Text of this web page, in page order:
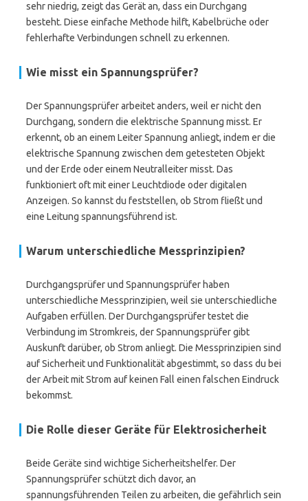
sehr niedrig, zeigt das Gerät an, dass ein Durchgang
besteht. Diese einfache Methode hilft, Kabelbrüche oder
fehlerhafte Verbindungen schnell zu erkennen.
Wie misst ein Spannungsprüfer?
Der Spannungsprüfer arbeitet anders, weil er nicht den
Durchgang, sondern die elektrische Spannung misst. Er
erkennt, ob an einem Leiter Spannung anliegt, indem er die
elektrische Spannung zwischen dem getesteten Objekt
und der Erde oder einem Neutralleiter misst. Das
funktioniert oft mit einer Leuchtdiode oder digitalen
Anzeigen. So kannst du feststellen, ob Strom fließt und
eine Leitung spannungsführend ist.
Warum unterschiedliche Messprinzipien?
Durchgangsprüfer und Spannungsprüfer haben
unterschiedliche Messprinzipien, weil sie unterschiedliche
Aufgaben erfüllen. Der Durchgangsprüfer testet die
Verbindung im Stromkreis, der Spannungsprüfer gibt
Auskunft darüber, ob Strom anliegt. Die Messprinzipien sind
auf Sicherheit und Funktionalität abgestimmt, so dass du bei
der Arbeit mit Strom auf keinen Fall einen falschen Eindruck
bekommst.
Die Rolle dieser Geräte für Elektrosicherheit
Beide Geräte sind wichtige Sicherheitshelfer. Der
Spannungsprüfer schützt dich davor, an
spannungsführenden Teilen zu arbeiten, die gefährlich sein